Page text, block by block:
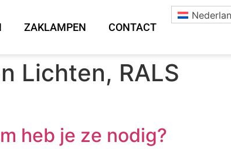
ZAKLAMPEN CONTACT
Lichten, RALS
heb je ze nodig?